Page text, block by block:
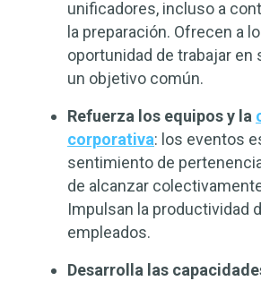
unificadores, incluso a
la preparación. Ofrecen a
oportunidad de trabajar en
un objetivo común.
Refuerza los equipos y la
corporativa: los eventos
sentimiento de
de alcanzar
Impulsan la productividad
empleados.
Desarrolla las